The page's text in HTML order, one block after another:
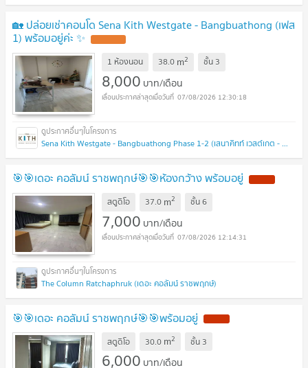
🏡 ปล่อยเช่าคอนโด Sena Kith Westgate - Bangbuathong (เฟส
1) พร้อมอยู่ค่ะ ✨
1 ห้องนอน 38.0 m2 ชั้น 3
8,000 บาท/เดือน
07/08/2026 12:30:18
Sena Kith Westgate - Bangbuathong Phase 1-2 (เสนาคิทท์ เวสต์เกต - บางบัวทอง เฟส 1-2 )
🎯🎯เดอะ คอลัมน์ ราชพฤกษ์🎯🎯ห้องกว้าง พร้อมอยู่
สตูดิโอ 37.0 m2 ชั้น6
7,000 บาท/เดือน
07/08/2026 12:14:31
The Column Ratchaphruk (เดอะ คอลัมน์ ราชพฤกษ์)
🎯🎯เดอะ คอลัมน์ ราชพฤกษ์🎯🎯พร้อมอยู่
สตูดิโอ 30.0 m2 ชั้น 3
6,000 บาท/เดือน